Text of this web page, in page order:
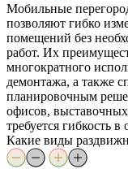
Мобильные
позволяют гибко
помещений без
работ. Их
многократного
демонтажа, а также
планировочным
офисов,
требуется гибкость
Какие виды